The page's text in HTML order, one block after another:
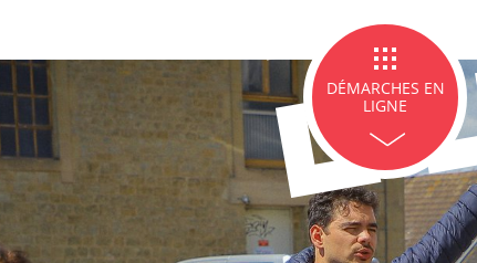
DÉMARCHES EN
LIGNE
Archives municipales en lignes
Demande d'occupation de
l'espace public